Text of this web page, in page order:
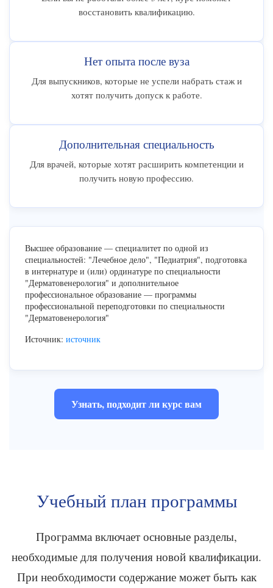
восстановить квалификацию.
Нет опыта после вуза
Для выпускников, которые не успели набрать стаж и
хотят получить допуск к работе.
Дополнительная специальность
Для врачей, которые хотят расширить компетенции и
получить новую профессию.
Высшее образование — специалитет по одной из
специальностей: "Лечебное дело", "Педиатрия", подготовка
в интернатуре и (или) ординатуре по специальности
"Дерматовенерология" и дополнительное
профессиональное образование — программы
профессиональной переподготовки по специальности
"Дерматовенерология"
Источник: источник
Узнать, подходит ли курс вам
Учебный план программы
Программа включает основные разделы,
необходимые для получения новой квалификации.
При необходимости содержание может быть как